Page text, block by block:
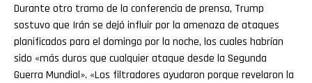
Durante otro tramo de la conferencia de prensa, Trump
sostuvo que Irán se dejó influir por la amenaza de ataques
planificados para el domingo por la noche, los cuales habrían
sido «más duros que cualquier ataque desde la Segunda
Guerra Mundial». «Los filtradores ayudaron porque revelaron la